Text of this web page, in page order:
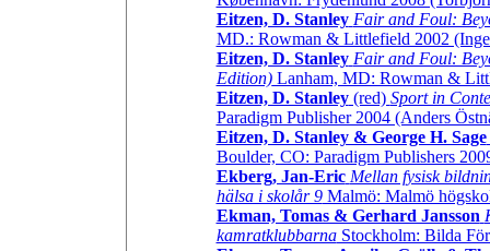
Eitzen, D. Stanley Fair and Foul:
MD.: Rowman & Littlefield 2002
Eitzen, D. Stanley Fair and Foul:
Edition)Lanham, MD: Rowman &
Eitzen, D. Stanley(red) Sport in
Paradigm Publisher 2004 (Anders
Eitzen, D. Stanley & George H. Sage
Boulder, CO: Paradigm Publishers
Ekberg, Jan-Eric Mellan fysisk
hälsa i skolår 9Malmö: Malmö
Ekman, Tomas & Gerhard Jansson
kamratklubbarnaStockholm: Bilda